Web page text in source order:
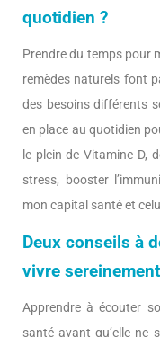
quotidien ?
Prendre du temps pour
remèdes naturels font
des besoins différents
en place au quotidien
le plein de Vitamine D,
stress, booster
mon capital santé et
Deux conseils à
vivre
Apprendre à écouter
santé avant qu’elle ne